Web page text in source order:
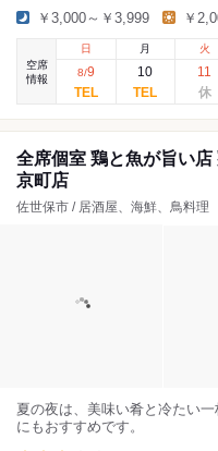
￥3,000～￥3,999 ￥
空席
情報
日
8/9
月
10
火
11
全席個室 鶏と魚が旨い
京町店
佐世保市 / 居酒屋、海鮮、鳥料理
夏の夜は、美味い肴と冷たい
にもおすすめです。